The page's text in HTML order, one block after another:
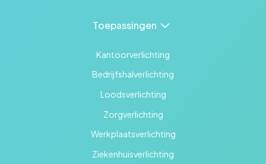
Toepassingen
Kantoorverlichting
Bedrijfshalverlichting
Loodsverlichting
Zorgverlichting
Werkplaatsverlichting
Ziekenhuisverlichting